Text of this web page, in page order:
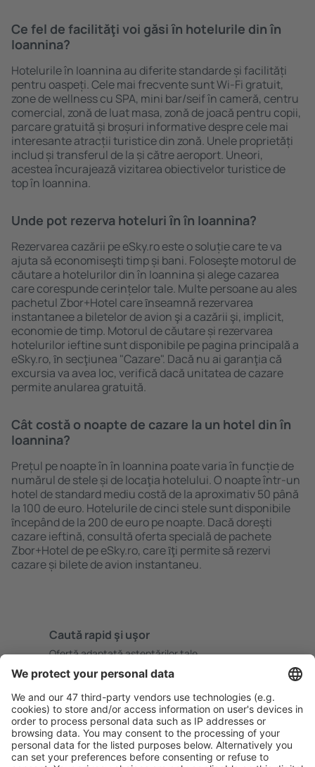
Ce fel de facilităţi voi găsi ȋn hotelurile din în
Ioannina?
Hotelurile în Ioannina au diferite standarde și facilități
pentru oaspeți. Cele mai frecvente sunt Wi-Fi gratuit,
zone de wellness cu SPA, mini bar/seif în cameră, centru
comercial, zonă de luat masa, zonă de joacă pentru copii,
parcare gratuită și broșuri informative despre cele mai
interesante atracții turistice din zonă. Unele proprietăți
includ și transferul de la și către aeroport. Uneori,
acestea încurajează vizitarea obiectivelor turistice de
top în Ioannina.
Unde pot rezerva hoteluri ȋn în Ioannina?
Rezervarea cazării pe eSky.ro este o soluție care te va
ajuta să economiseşti timp și bani. Foloseşte motorul de
căutare a hotelurilor din în Ioannina și alege cazarea
care corespunde cerințelor tale. Multe persoane au ales
pachetul Zbor+Hotel care ȋnseamnă rezervarea
instantanee a biletelor de avion şi a cazării şi, implicit,
economie de timp. Motorul de căutare și rezervarea
hotelurilor ieftine sunt disponibile pe pagina principală a
eSky.ro, ȋn secţiunea "Cazare". Dacă nu ai garanţia că
excursia va avea loc, verifică dacă unitatea de cazare
permite anularea gratuită.
Cât costă o noapte de cazare la un hotel din în
Ioannina?
Prețul pe noapte în în Ioannina poate varia în funcție de
numărul de stele și de locaţia hotelului. O noapte într-un
hotel de standard mediu costă de la aproximativ 50 până
la 100 de euro. Hotelurile de cinci stele sunt disponibile
ȋncepând de la 200 de euro pe noapte. Dacă doreşti
cazare ieftină, consultă oferta specială de pachete
Zbor+Hotel de pe eSky.ro, care ȋţi permite să rezervi
cazare și bilete de avion instantaneu.
Caută rapid şi uşor
Ofertă adaptată aşteptărilor tale.
Planifică ȋn siguranţă
Rezervare fără griji cu opțiune gratuită de anulare.
Economiseşte mai mult